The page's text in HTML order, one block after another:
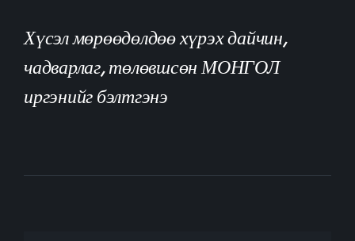
Хүсэл мөрөөдөлдөө хүрэх дайчин,
чадварлаг, төлөвшсөн МОНГОЛ
иргэнийг бэлтгэнэ